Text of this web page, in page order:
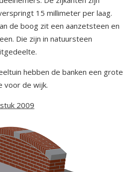
15 millimeter per laag.
de boog zit een aanzetsteen en
Die zijn in natuursteen
hebben de banken een grote
voor de wijk.
2009